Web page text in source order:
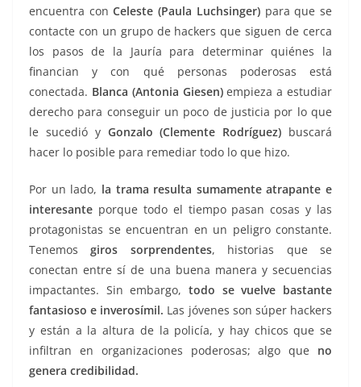
encuentra conCeleste (Paula Luchsinger)para que se
contacte con un grupo de hackers que siguen de cerca
los pasos de la Jauría para determinar quiénes la
financian y con qué personas poderosas está
conectada. Blanca (Antonia Giesen)empieza a estudiar
derecho para conseguir un poco de justicia por lo que
le sucedió y Gonzalo (Clemente Rodríguez) buscará
hacer lo posible para remediar todo lo que hizo.
Por un lado, la trama resulta sumamente atrapante e
interesante porque todo el tiempo pasan cosas y las
protagonistas se encuentran en un peligro constante.
Tenemosgiros sorprendentes, historias que se
conectan entre sí de una buena manera y secuencias
impactantes. Sin embargo, todo se vuelve bastante
fantasioso e inverosímil. Las jóvenes son súper hackers
y están a la altura de la policía, y hay chicos que se
infiltran en organizaciones poderosas; algo que no
genera credibilidad.